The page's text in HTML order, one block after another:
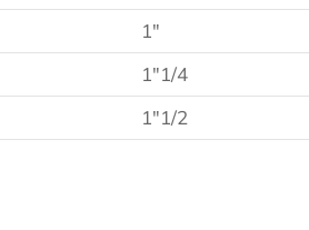
1″
1″1/4
1″1/2